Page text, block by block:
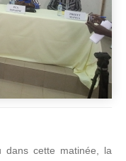
dans cette matinée, la